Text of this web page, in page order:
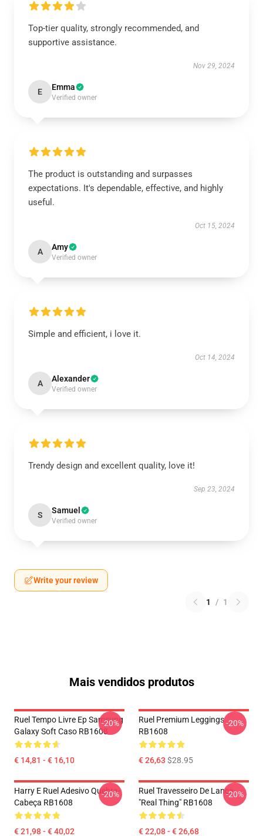
Top-tier quality, strongly recommended, and
supportive assistance.
Nov 29, 2024
E Emma
Verified owner
The product is outstanding and surpasses
expectations. It's dependable, effective, and highly
useful.
Oct 15, 2024
A Amy
Verified owner
Simple and efficient, i love it.
Oct 14, 2024
A Alexander
Verified owner
Trendy design and excellent quality, love it!
Sep 23, 2024
S Samuel
Verified owner
Write your review
1 / 1
Mais vendidos produtos
Ruel Tempo Livre Ep Samsung
Galaxy Soft Caso RB1608
€ 14,81 - € 16,10
-20%
Ruel Premium Leggings
RB1608
€ 26,63 $28.95
-20%
Harry E Ruel Adesivo Quebra-
Cabeça RB1608
€ 21,98 - € 40,02
-20%
Ruel Travesseiro De Lança
"Real Thing" RB1608
€ 22,08 - € 26,68
-20%